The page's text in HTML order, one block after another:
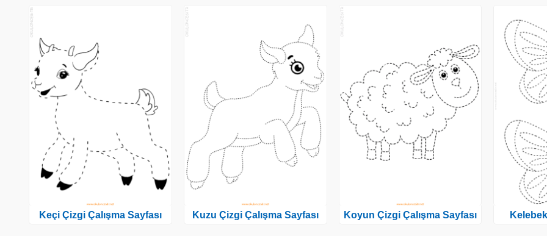
Keçi Çizgi Çalışma Sayfası Kuzu Çizgi Çalışma Sayfası Koyun Çizgi Çalışma Sayfası